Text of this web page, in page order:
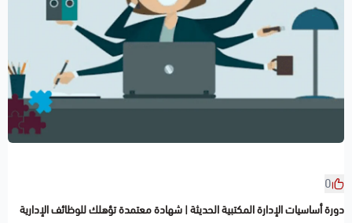
0
دورة أساسيات الإدارة المكتبية الحديثة | شهادة معتمدة تؤهلك للوظائف الإدارية